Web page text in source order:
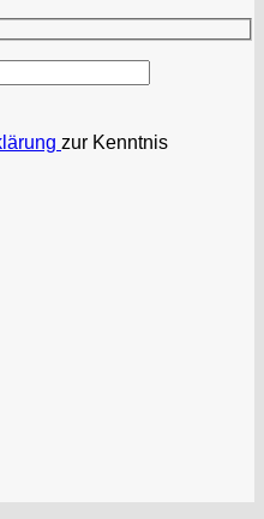
zur Kenntnis